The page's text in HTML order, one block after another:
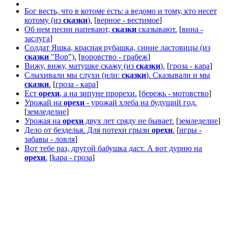
Бог весть, что в котоме есть: а ведомо и тому, кто несет
котому (из сказки). [верное - вестимое]
Об нем песни напевают, сказки сказывают. [вина -
заслуга]
Солдат Яшка, красная рубашка, синие ластовицы (из
сказки "Вор"). [воровство - грабеж]
Вижу, вижу, матушке скажу (из сказки). [гроза - кара]
Слыхивали мы слухи (или: сказки). Сказывали и мы
сказки. [гроза - кара]
Ест орехи, а на зипуне прорехи. [бережь - мотовство]
Урожай на орехи - урожай хлеба на будущий год.
[земледелие]
Урожая на орехи двух лет сряду не бывает. [земледелие]
Дело от безделья. Для потехи грызи орехи. [игры -
забавы - ловля]
Вот тебе раз, другой бабушка даст. А вот дурню на
орехи. [kapa - гроза]